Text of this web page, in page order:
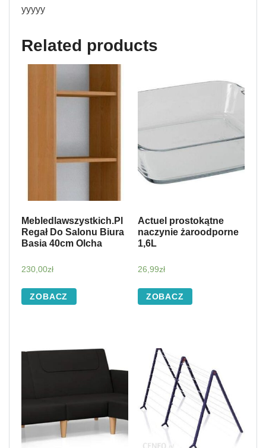
yyyyy
Related products
Mebledlawszystkich.Pl
Regał Do Salonu Biura
Basia 40cm Olcha
230,00zł
ZOBACZ
Actuel prostokątne
naczynie żaroodporne
1,6L
26,99zł
ZOBACZ